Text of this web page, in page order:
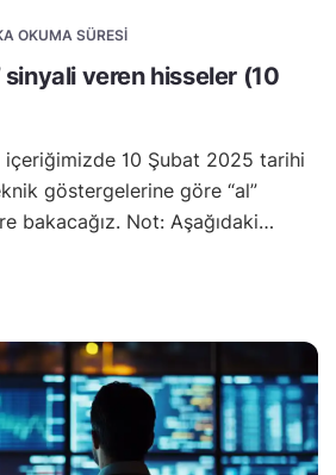
OKUMA SÜRESI
sinyali veren hisseler (10
içeriğimizde 10 Şubat 2025 tarihi
göstergelerine göre “al”
bakacağız. Not: Aşağıdaki…